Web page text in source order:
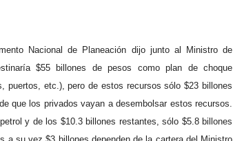
Nacional de Planeación dijo junto al Ministro de
$55 billones de pesos como plan de choque
puertos, etc.), pero de estos recursos sólo $23 billones
que los privados vayan a desembolsar estos recursos.
y de los $10.3 billones restantes, sólo $5.8 billones